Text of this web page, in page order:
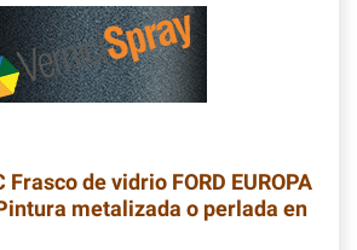
Frasco de vidrio FORD EUROPA
metalizada o perlada en